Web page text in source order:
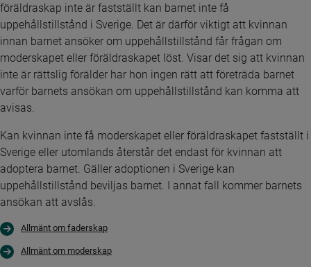
föräldraskap inte är fastställt kan barnet inte få
uppehållstillstånd i Sverige. Det är därför viktigt att kvinnan
innan barnet ansöker om uppehållstillstånd får frågan om
moderskapet eller föräldraskapet löst. Visar det sig att kvinnan
inte är rättslig förälder har hon ingen rätt att företräda barnet
varför barnets ansökan om uppehållstillstånd kan komma att
avisas.
Kan kvinnan inte få moderskapet eller föräldraskapet fastställt i
Sverige eller utomlands återstår det endast för kvinnan att
adoptera barnet. Gäller adoptionen i Sverige kan
uppehållstillstånd beviljas barnet. I annat fall kommer barnets
ansökan att avslås.
Allmänt om faderskap
Allmänt om moderskap